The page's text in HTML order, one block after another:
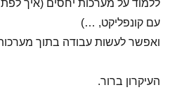
ללמוד על מערכות יחסים (איך
עם קונפליקט, …)
ואפשר לעשות עבודה בתוך
העיקרון ברור.